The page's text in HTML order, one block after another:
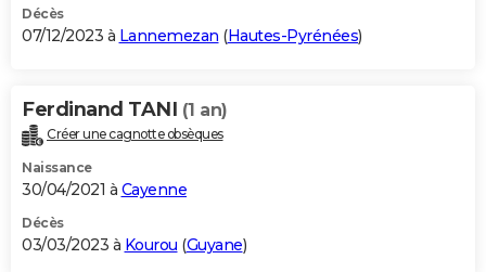
Décès
07/12/2023 à Lannemezan (Hautes-Pyrénées)
Ferdinand TANI (1 an)
Créer une cagnotte obsèques
Naissance
30/04/2021 à Cayenne
Décès
03/03/2023 à Kourou (Guyane)